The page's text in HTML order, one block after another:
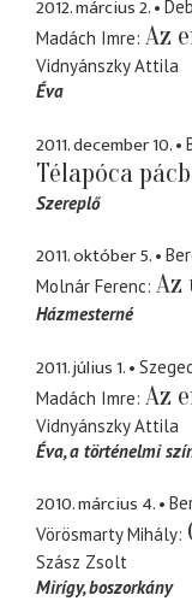
2012. március 2.
Madách Imre Az
Vidnyánszky Attila
Éva
2011. december 10.
Télapóca
Szereplő
2011. október 5.
Molnár Ferenc Az
Házmesterné
2011. július 1.
Madách Imre Az
Vidnyánszky Attila
Éva a történelmi
2010. március 4.
Vörösmarty Mihály
Szász Zsolt
Mirígy boszorkány